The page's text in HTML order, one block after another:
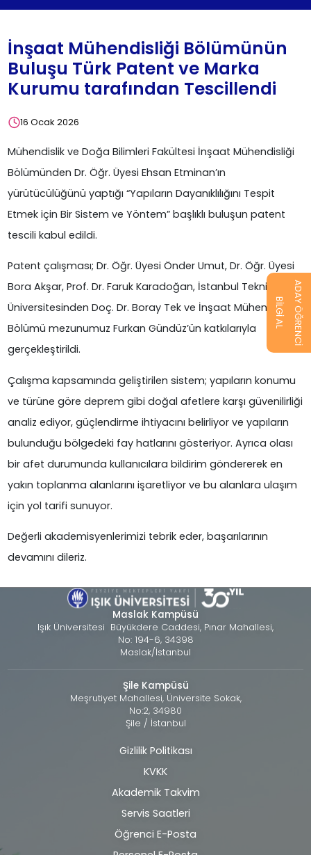
İnşaat Mühendisliği Bölümünün
Buluşu Türk Patent ve Marka
Kurumu tarafından Tescillendi
16 Ocak 2026
Mühendislik ve Doğa Bilimleri Fakültesi İnşaat Mühendisliği
Bölümünden Dr. Öğr. Üyesi Ehsan Etminan’ın
yürütücülüğünü yaptığı “Yapıların Dayanıklılığını Tespit
Etmek için Bir Sistem ve Yöntem” başlıklı buluşun patent
tescili kabul edildi.
Patent çalışması; Dr. Öğr. Üyesi Önder Umut, Dr. Öğr. Üyesi
Bora Akşar, Prof. Dr. Faruk Karadoğan, İstanbul Teknik
Üniversitesinden Doç. Dr. Boray Tek ve İnşaat Mühendisliği
Bölümü mezunumuz Furkan Gündüz’ün katkılarıyla
gerçekleştirildi.
Çalışma kapsamında geliştirilen sistem; yapıların konumu
ve türüne göre deprem gibi doğal afetlere karşı güvenilirliği
analiz ediyor, güçlendirme ihtiyacını belirliyor ve yapıların
bulunduğu bölgedeki fay hatlarını gösteriyor. Ayrıca olası
bir afet durumunda kullanıcılara bildirim göndererek en
yakın toplanma alanlarını işaretliyor ve bu alanlara ulaşım
için yol tarifi sunuyor.
Değerli akademisyenlerimizi tebrik eder, başarılarının
devamını dileriz.
Maslak Kampüsü
Işık Üniversitesi Büyükdere Caddesi, Pınar Mahallesi,
No: 194-6, 34398
Maslak/İstanbul
Şile Kampüsü
Meşrutiyet Mahallesi, Üniversite Sokak,
No:2, 34980
Şile / İstanbul
Alt
bilgi
Gizlilik Politikası
KVKK
Akademik Takvim
Servis Saatleri
Öğrenci E-Posta
BİLGİ AL ADAY ÖĞRENCİ